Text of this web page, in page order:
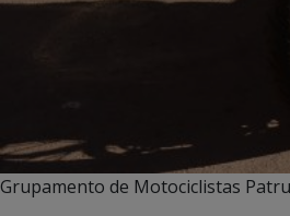
Grupamento de Motociclistas